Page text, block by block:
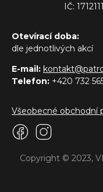
IČ:
Otevírací doba:
dle jednotlivých akcí
E-mail:
Telefon: +420 732
Všeobecné obchodní
Copyright © 2023,